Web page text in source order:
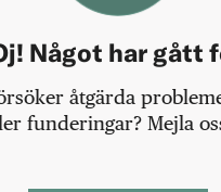
Något har gått
åtgärda
funderingar? Mejla